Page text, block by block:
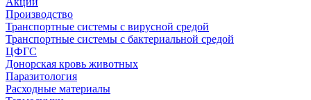
Производство
Транспортные системы с вирусной средой
Транспортные системы с бактериальной средой
ЦФГС
Донорская кровь животных
Паразитология
Расходные материалы